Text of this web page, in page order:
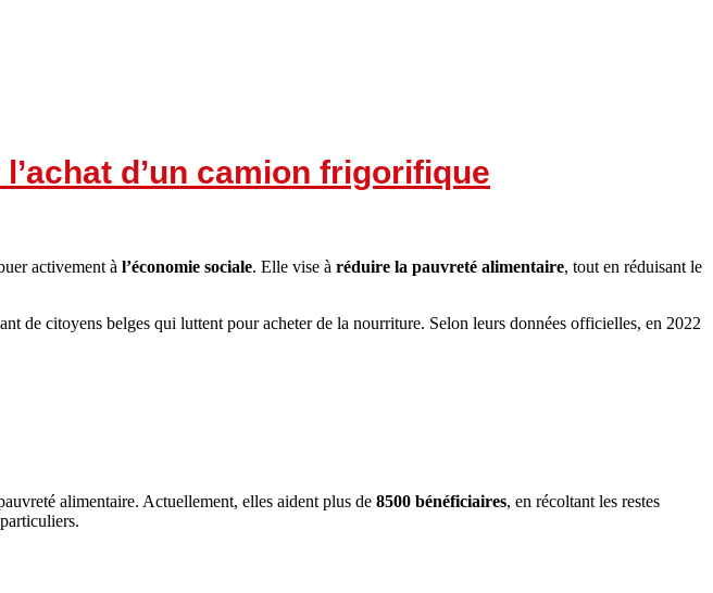
d’un camion frigorifique
activement à l’économie sociale. Elle vise à réduire la pauvreté alimentaire, tout en réduisant le
de citoyens belges qui luttent pour acheter de la nourriture. Selon leurs données officielles, en 2022
alimentaire. Actuellement, elles aident plus de 8500 bénéficiaires, en récoltant les restes